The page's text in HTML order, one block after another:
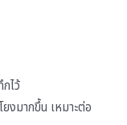
ไว้
งมากขึ้น เหมาะต่อ